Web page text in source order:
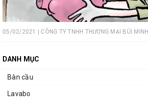
05/02/2021 | CÔNG TY TNHH THƯƠNG MẠI BÙI MINH
DANH MỤC
Bàn cầu
Lavabo